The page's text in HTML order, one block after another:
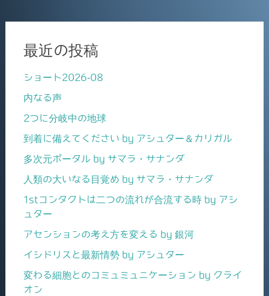
最近の投稿
ショート2026-08
内なる声
2つに分岐中の地球
到着に備えてください by アシュター＆カリガル
多次元ポータル by サマラ・サナンダ
人類の大いなる目覚め by サマラ・サナンダ
1stコンタクトは二つの流れが合流する時 by アシ
ュター
アセンションの考え方を変える by 銀河
イシドリスと最新情勢 by アシュター
変わる細胞とのコミュミュニケーション by クライ
オン